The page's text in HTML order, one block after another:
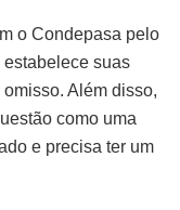
o Condepasa pelo
suas
Além disso,
como uma
e precisa ter um